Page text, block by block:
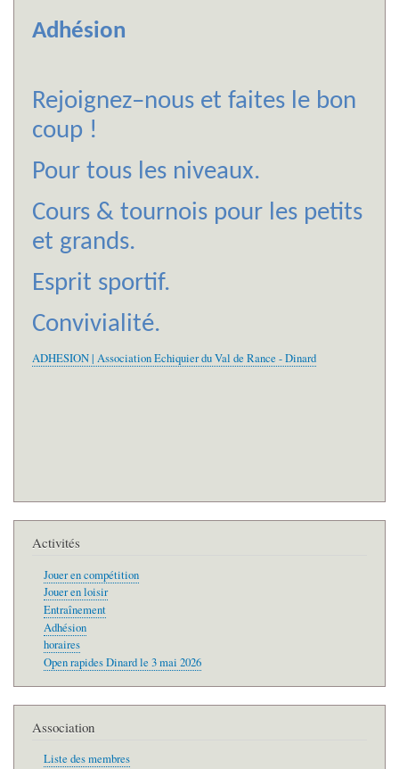
Adhésion
Rejoignez–nous et faites le bon
coup !
Pour tous les niveaux.
Cours & tournois pour les petits
et grands.
Esprit sportif.
Convivialité.
ADHESION | Association Echiquier du Val de Rance - Dinard
Activités
Jouer en compétition
Jouer en loisir
Entraînement
Adhésion
horaires
Open rapides Dinard le 3 mai 2026
Association
Liste des membres